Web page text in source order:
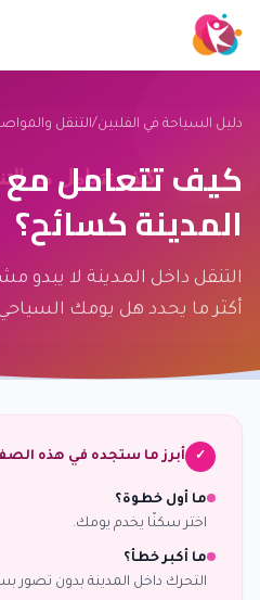
دليل السياحة في الفلبين/التنقل
كيف تتعامل مع
المدينة كسائح؟
التنقل داخل المدينة لا يبدو
أكثر ما يحدد هل يومك
✓ أبرز ما ستجده في هذه
ما أول خطوة؟
اختر سكنًا يخدم يومك.
ما أكبر خطأ؟
التحرك داخل المدينة بدون تصور